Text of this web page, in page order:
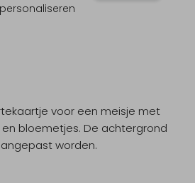
voor een meisje met
bloemetjes. De achtergrond
worden.